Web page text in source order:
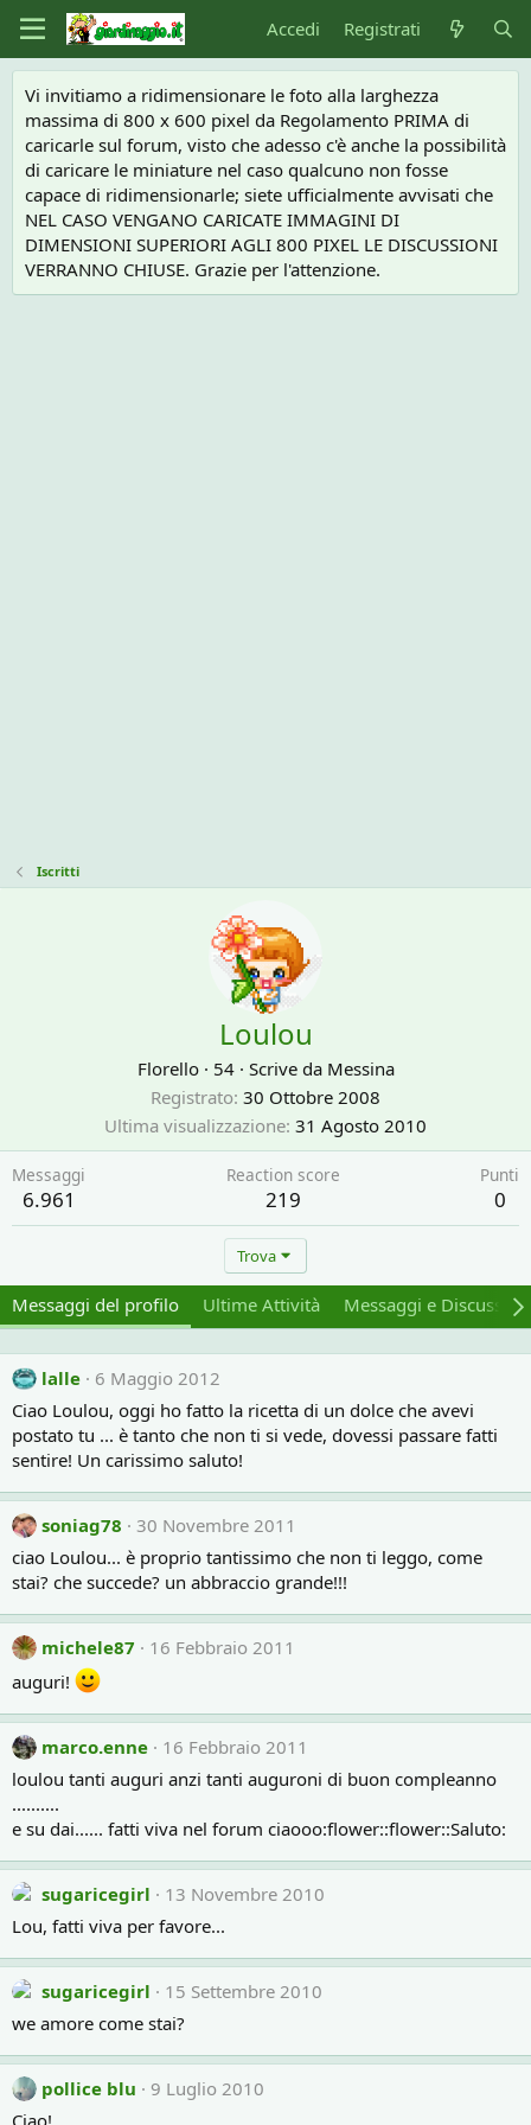
Accedi Registrati
Vi invitiamo a ridimensionare le foto alla larghezza
massima di 800 x 600 pixel da Regolamento PRIMA di
caricarle sul forum, visto che adesso c'è anche la possibilità
di caricare le miniature nel caso qualcuno non fosse
capace di ridimensionarle; siete ufficialmente avvisati che
NEL CASO VENGANO CARICATE IMMAGINI DI
DIMENSIONI SUPERIORI AGLI 800 PIXEL LE DISCUSSIONI
VERRANNO CHIUSE. Grazie per l'attenzione.
Iscritti
Loulou
Florello · 54 · Scrive da Messina
Registrato 30 Ottobre 2008
Ultima visualizzazione 31 Agosto 2010
Messaggi
6.961
Reaction score
219
Punti
0
Trova
Messaggi del profilo Ultime Attività Messaggi e
lalle
6 Maggio 2012
Ciao Loulou, oggi ho fatto la ricetta di un dolce che avevi
postato tu ... è tanto che non ti si vede, dovessi passare fatti
sentire! Un carissimo saluto!
soniag78
30 Novembre 2011
ciao Loulou... è proprio tantissimo che non ti leggo, come
stai? che succede? un abbraccio grande!!!
michele87
16 Febbraio 2011
auguri!
marco.enne
16 Febbraio 2011
loulou tanti auguri anzi tanti auguroni di buon compleanno
..........
e su dai...... fatti viva nel forum ciaooo:flower::flower::Saluto:
sugaricegirl
13 Novembre 2010
Lou, fatti viva per favore...
sugaricegirl
15 Settembre 2010
we amore come stai?
pollice blu
9 Luglio 2010
Ciao!